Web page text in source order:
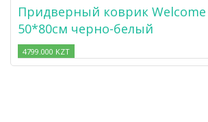
Придверный коврик Welcome
50*80см черно-белый
4799.000 KZT